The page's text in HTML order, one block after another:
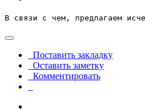
В связи с чем, предлагаем
Поставить закладку
Оставить заметку
Комментировать